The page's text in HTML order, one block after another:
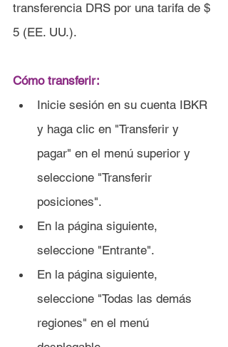
transferencia DRS por una tarifa de $
5 (EE. UU.).
Cómo transferir:
Inicie sesión en su cuenta IBKR
y haga clic en "Transferir y
pagar" en el menú superior y
seleccione "Transferir
posiciones".
En la página siguiente,
seleccione "Entrante".
En la página siguiente,
seleccione "Todas las demás
regiones" en el menú